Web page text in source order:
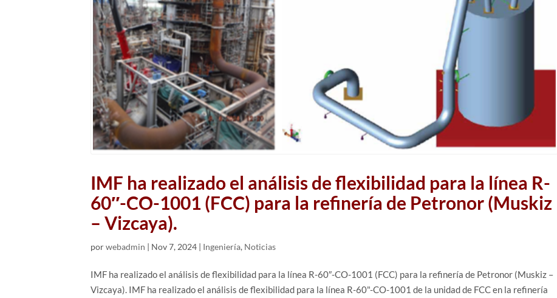
IMF ha realizado el análisis de flexibilidad para la línea R-
60″-CO-1001 (FCC) para la refinería de Petronor (Muskiz
– Vizcaya).
porwebadmin | Nov 7, 2024 | Ingeniería, Noticias
IMF ha realizado el análisis de flexibilidad para la línea R-60″-CO-1001 (FCC) para la refinería de Petronor (Muskiz –
Vizcaya). IMF ha realizado el análisis de flexibilidad para la línea R-60"-CO-1001 de la unidad de FCC en la refinería